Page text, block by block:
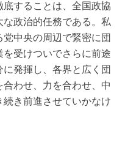
することは、全国政協
政治的任務である。私
中央の周辺で緊密に団
受けついでさらに前途
発揮し、各界と広く団
わせ、力を合わせ、中
き前進させていかなけ